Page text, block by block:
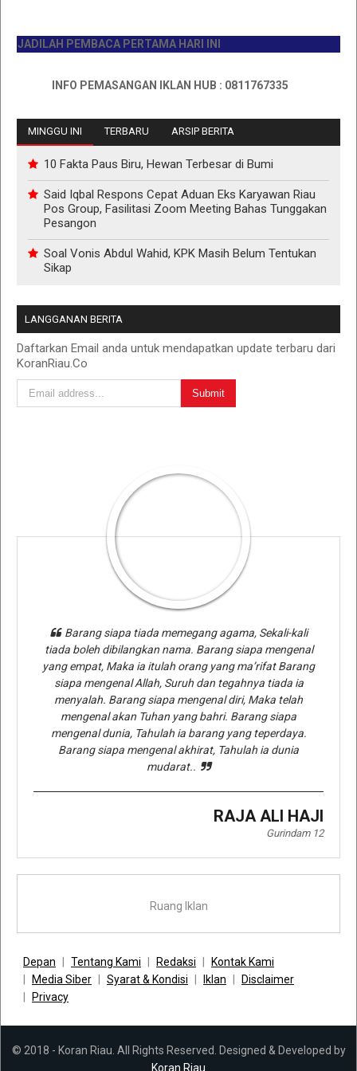
PEMBACA PERTAMA HARI INI
INFO PEMASANGAN IKLAN HUB : 0811767335
MINGGU INI TERBARU ARSIP BERITA
10 Fakta Paus Biru, Hewan Terbesar di Bumi
Said Iqbal Respons Cepat Aduan Eks Karyawan Riau
Pos Group, Fasilitasi Zoom Meeting Bahas Tunggakan
Pesangon
Soal Vonis Abdul Wahid, KPK Masih Belum Tentukan
Sikap
LANGGANAN BERITA
Daftarkan Email anda untuk mendapatkan update terbaru dari
KoranRiau.Co
Barang siapa tiada memegang agama, Sekali-kali
tiada boleh dibilangkan nama. Barang siapa mengenal
yang empat, Maka ia itulah orang yang ma’rifat Barang
siapa mengenal Allah, Suruh dan tegahnya tiada ia
menyalah. Barang siapa mengenal diri, Maka telah
mengenal akan Tuhan yang bahri. Barang siapa
mengenal dunia, Tahulah ia barang yang teperdaya.
Barang siapa mengenal akhirat, Tahulah ia dunia
mudarat..
RAJA ALI HAJI
Gurindam 12
Ruang Iklan
Depan Tentang Kami Redaksi
Kontak Kami
Media Siber
Syarat & Kondisi Iklan
Disclaimer
Privacy
© 2018 - Koran Riau. All Rights Reserved. Designed & Developed by
Koran Riau